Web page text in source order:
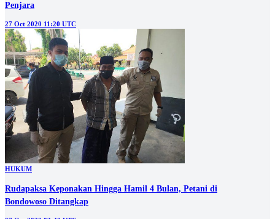
Penjara
27 Oct 2020 11:20 UTC
HUKUM
Rudapaksa Keponakan Hingga Hamil 4 Bulan, Petani di
Bondowoso Ditangkap